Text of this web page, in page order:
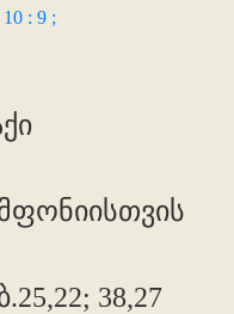
: 9 ;
38,27